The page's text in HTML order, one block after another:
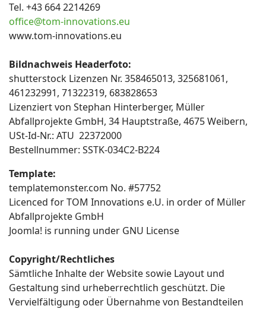
Tel. +43 664 2214269
office@tom-innovations.eu
www.tom-innovations.eu
Bildnachweis Headerfoto:
shutterstock Lizenzen Nr. 358465013, 325681061,
461232991, 71322319, 683828653
Lizenziert von Stephan Hinterberger, Müller
Abfallprojekte GmbH, 34 Hauptstraße, 4675 Weibern,
USt-Id-Nr.: ATU 22372000
Bestellnummer: SSTK-034C2-B224
Template:
templatemonster.com No. #57752
Licenced for TOM Innovations e.U. in order of Müller
Abfallprojekte GmbH
Joomla! is running under GNU License
Copyright/Rechtliches
Sämtliche Inhalte der Website sowie Layout und
Gestaltung sind urheberrechtlich geschützt. Die
Vervielfältigung oder Übernahme von Bestandteilen